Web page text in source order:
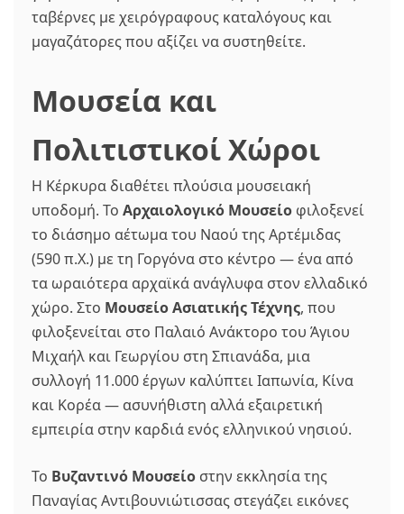
ταβέρνες με χειρόγραφους καταλόγους και
μαγαζάτορες που αξίζει να συστηθείτε.
Μουσεία και
Πολιτιστικοί Χώροι
Η Κέρκυρα διαθέτει πλούσια μουσειακή
υποδομή. Το Αρχαιολογικό Μουσείο φιλοξενεί
το διάσημο αέτωμα του Ναού της Αρτέμιδας
(590 π.Χ.) με τη Γοργόνα στο κέντρο — ένα από
τα ωραιότερα αρχαϊκά ανάγλυφα στον ελλαδικό
χώρο. Στο Μουσείο Ασιατικής Τέχνης, που
φιλοξενείται στο Παλαιό Ανάκτορο του Άγιου
Μιχαήλ και Γεωργίου στη Σπιανάδα, μια
συλλογή 11.000 έργων καλύπτει Ιαπωνία, Κίνα
και Κορέα — ασυνήθιστη αλλά εξαιρετική
εμπειρία στην καρδιά ενός ελληνικού νησιού.
Το Βυζαντινό Μουσείο στην εκκλησία της
Παναγίας Αντιβουνιώτισσας στεγάζει εικόνες